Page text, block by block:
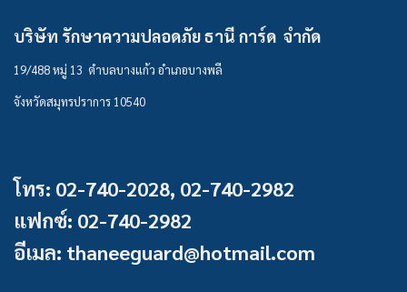
บริษัท รักษาความปลอดภัย ธานี การ์ด จำกัด
19/488 หมู่ 13 ตำบลบางแก้ว อำเภอบางพลี
จังหวัดสมุทรปราการ 10540
โทร: 02-740-2028, 02-740-2982
แฟกซ์: 02-740-2982
อีเมล: thaneeguard@hotmail.com